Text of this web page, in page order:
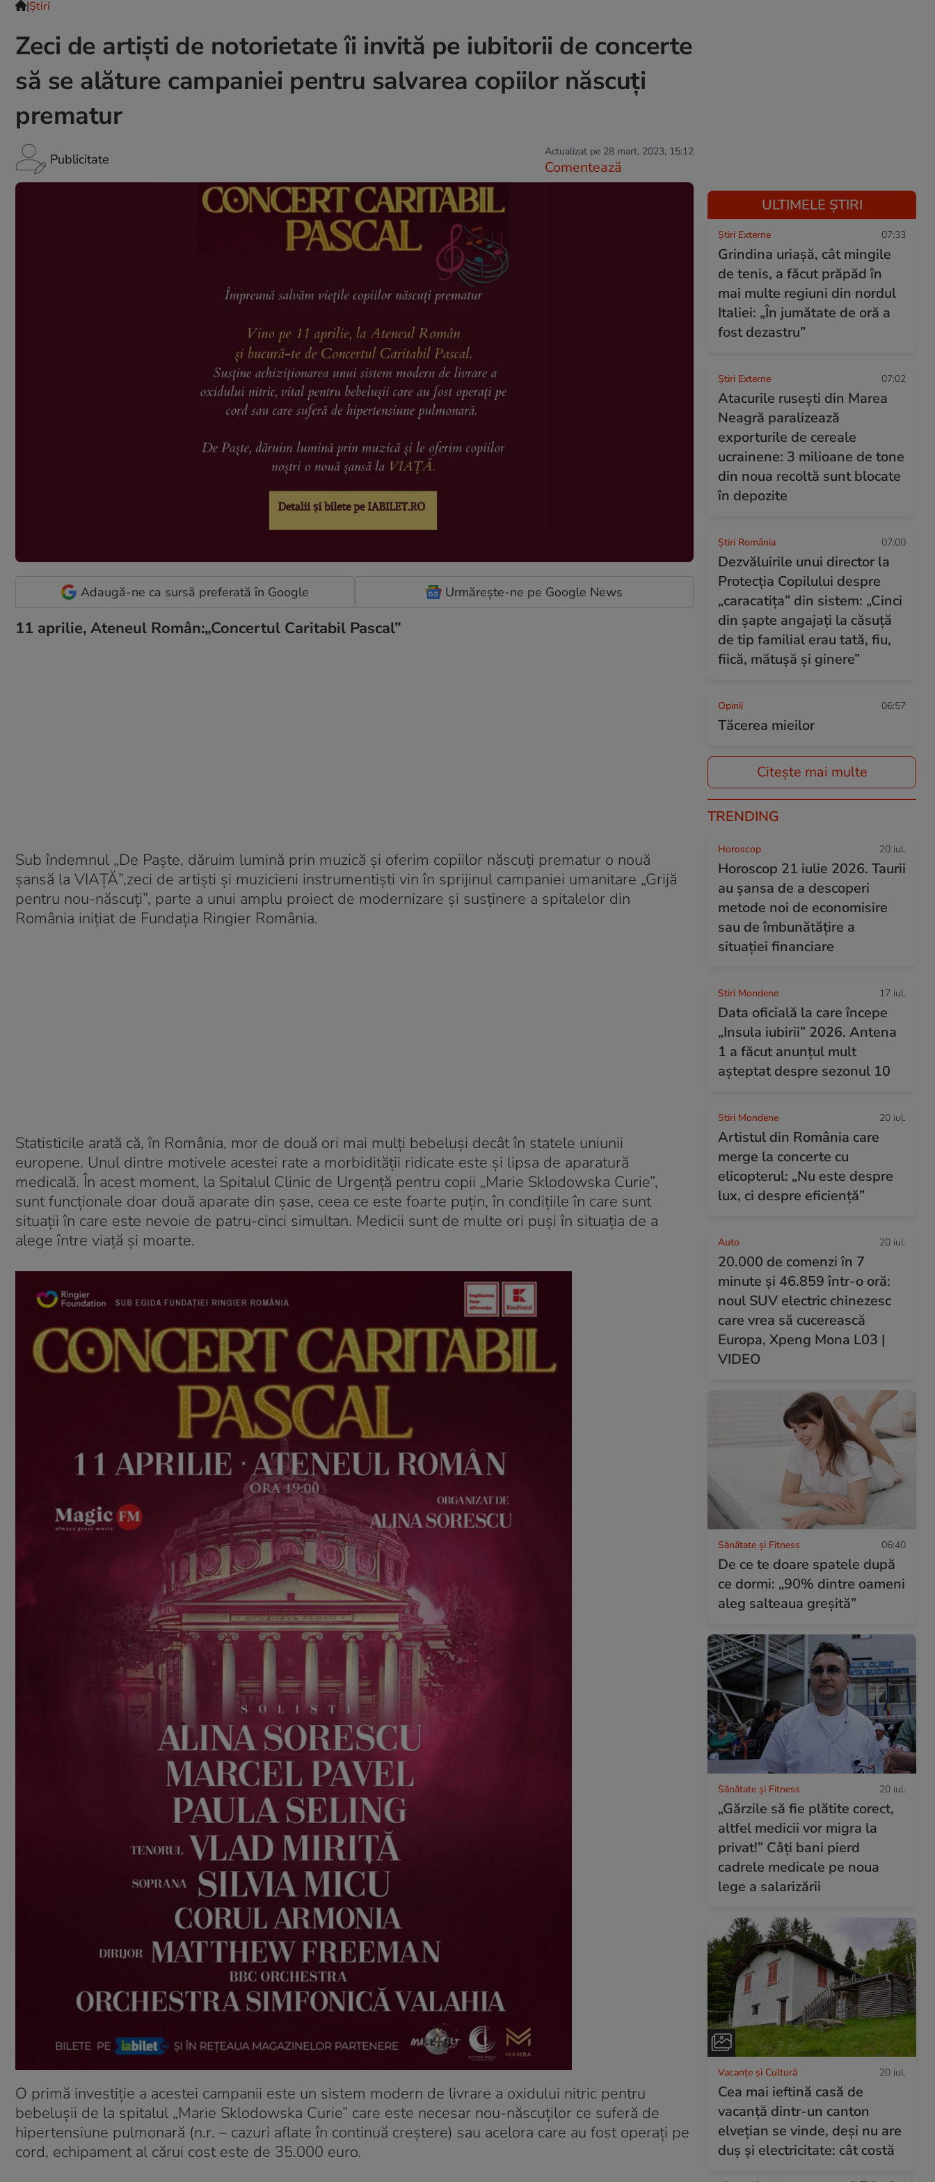
|Ştiri
Zeci de artiști de notorietate îi invită pe iubitorii de concerte
să se alăture campaniei pentru salvarea copiilor născuți
prematur
Publicitate Actualizat pe 28 mart. 2023, 15:12
Comentează
Adaugă-ne ca sursă preferată în Google Urmărește-ne pe Google News
11 aprilie, Ateneul Român:„Concertul Caritabil Pascal”
Sub îndemnul „De Paște, dăruim lumină prin muzică și oferim copiilor născuți prematur o nouă
șansă la VIAȚĂ”,zeci de artiști și muzicieni instrumentiști vin în sprijinul campaniei umanitare „Grijă
pentru nou-născuți”, parte a unui amplu proiect de modernizare și susținere a spitalelor din
România inițiat de Fundația Ringier România.
Statisticile arată că, în România, mor de două ori mai mulți bebeluși decât în statele uniunii
europene. Unul dintre motivele acestei rate a morbidității ridicate este și lipsa de aparatură
medicală. În acest moment, la Spitalul Clinic de Urgență pentru copii „Marie Sklodowska Curie”,
sunt funcționale doar două aparate din șase, ceea ce este foarte puțin, în condițiile în care sunt
situații în care este nevoie de patru-cinci simultan. Medicii sunt de multe ori puși în situația de a
alege între viață și moarte.
O primă investiție a acestei campanii este un sistem modern de livrare a oxidului nitric pentru
bebelușii de la spitalul „Marie Sklodowska Curie” care este necesar nou-născuților ce suferă de
hipertensiune pulmonară (n.r. – cazuri aflate în continuă creștere) sau acelora care au fost operați pe
cord, echipament al cărui cost este de 35.000 euro.
ULTIMELE ȘTIRI
Știri Externe 07:33
Grindina uriașă, cât mingile
de tenis, a făcut prăpăd în
mai multe regiuni din nordul
Italiei: „În jumătate de oră a
fost dezastru”
Știri Externe 07:02
Atacurile rusești din Marea
Neagră paralizează
exporturile de cereale
ucrainene: 3 milioane de tone
din noua recoltă sunt blocate
în depozite
Știri România 07:00
Dezvăluirile unui director la
Protecția Copilului despre
„caracatița” din sistem: „Cinci
din șapte angajați la căsuță
de tip familial erau tată, fiu,
fiică, mătușă și ginere”
Opinii 06:57
Tăcerea mieilor
Citește mai multe
TRENDING
Horoscop 20 iul.
Horoscop 21 iulie 2026. Taurii
au șansa de a descoperi
metode noi de economisire
sau de îmbunătățire a
situației financiare
Stiri Mondene 17 iul.
Data oficială la care începe
„Insula iubirii” 2026. Antena
1 a făcut anunțul mult
așteptat despre sezonul 10
Stiri Mondene 20 iul.
Artistul din România care
merge la concerte cu
elicopterul: „Nu este despre
lux, ci despre eficiență”
Auto 20 iul.
20.000 de comenzi în 7
minute și 46.859 într-o oră:
noul SUV electric chinezesc
care vrea să cucerească
Europa, Xpeng Mona L03 |
VIDEO
Sănătate și Fitness 06:40
De ce te doare spatele după
ce dormi: „90% dintre oameni
aleg salteaua greșită”
Sănătate și Fitness 20 iul.
„Gărzile să fie plătite corect,
altfel medicii vor migra la
privat!” Câți bani pierd
cadrele medicale pe noua
lege a salarizării
Vacanțe și Cultură 20 iul.
Cea mai ieftină casă de
vacanță dintr-un canton
elvețian se vinde, deși nu are
duș și electricitate: cât costă